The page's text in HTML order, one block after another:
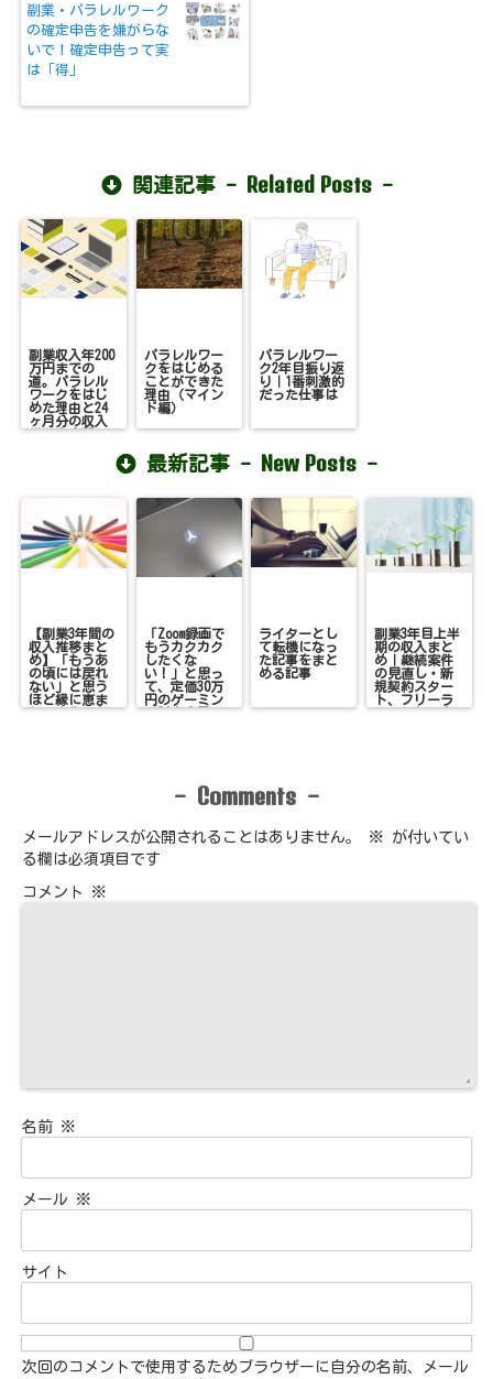
副業・パラレルワーク
の確定申告を嫌がらな
いで！確定申告って実
は「得」
関連記事 - Related Posts-
副業収入年200
万円までの
道。パラレル
ワークをはじ
めた理由と24
ヶ月分の収入
推移を公開
パラレルワー
クをはじめる
ことができた
理由（マイン
ド編）
パラレルワー
ク2年目振り返
り｜1番刺激的
だった仕事は
最新記事 - New Posts -
【副業3年間の
収入推移まと
め】「もうあ
の頃には戻れ
ない」と思う
ほど縁に恵ま
れ、変化のあ
「Zoom録画で
もうカクカク
したくな
い！」と思っ
て、定価30万
円のゲーミン
グPCを●円で
ライターとし
て転機になっ
た記事をまと
める記事
副業3年目上半
期の収入まと
め｜継続案件
の見直し・新
規契約スター
ト、フリーラ
ンスとして変
- Comments -
メールアドレスが公開されることはありません。 ※ が付いてい
る欄は必須項目です
コメント ※
名前 ※
メール ※
サイト
次回のコメントで使用するためブラウザーに自分の名前、メール